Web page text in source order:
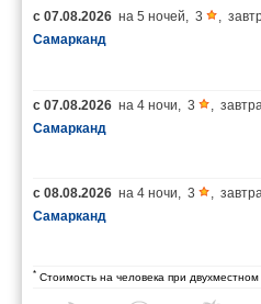
с 07.08.2026 на 5 ночей, 3 ,
Самарканд
с 07.08.2026 на 4 ночи, 3 ,
Самарканд
с 08.08.2026 на 4 ночи, 3 ,
Самарканд
* Стоимость на человека при